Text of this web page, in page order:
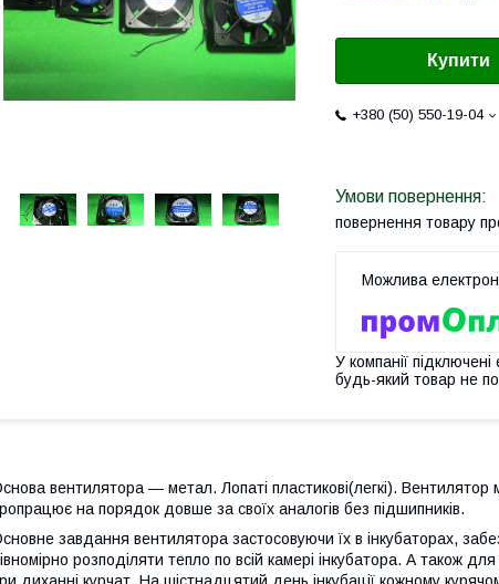
Купити
+380 (50) 550-19-04
повернення товару
У компанії
будь-який товар не
вентилятора ― метал. Лопаті пластикові(легкі).
на порядок довше за своїх аналогів без підшипників.
завдання вентилятора застосовуючи їх в інкубаторах,
розподіляти тепло по всій камері інкубатора. А також
диханні курчат. На шістнадцятий день інкубації кожному